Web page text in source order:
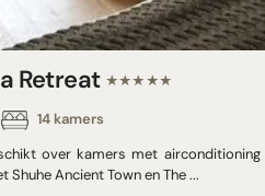
Retreat ★★★★★
14 kamers
over kamers met
Shuhe Ancient Town en The ...